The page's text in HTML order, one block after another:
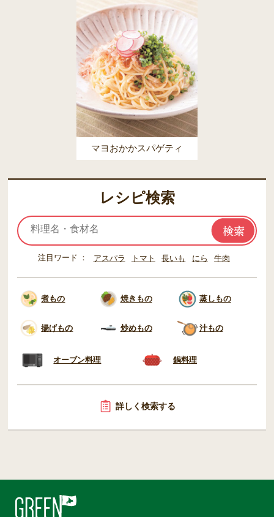
マヨおかかスパゲティ
レシピ検索
注目ワード アスパラ トマト 長いも にら 牛肉
煮もの 焼きもの 蒸しもの
揚げもの 炒めもの 汁もの
オーブン料理 鍋料理
詳しく検索する